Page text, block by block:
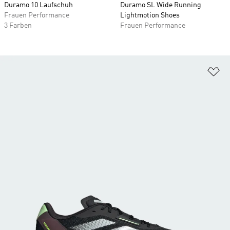
Duramo 10 Laufschuh
Frauen Performance
3 Farben
Duramo SL Wide Running
Lightmotion Shoes
Frauen Performance